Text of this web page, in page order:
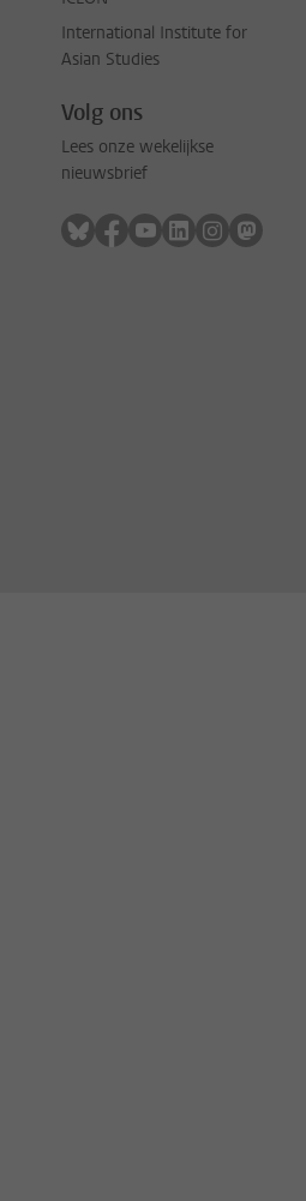
International Institute for
Asian Studies
Volg ons
Lees onze wekelijkse
nieuwsbrief
Volg ons op bluesky
Volg ons op facebook
Volg ons op
Volg ons op
Volg ons
Volg